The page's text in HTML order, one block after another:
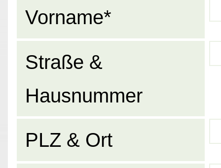
Vorname*
Straße &
Hausnummer
PLZ & Ort